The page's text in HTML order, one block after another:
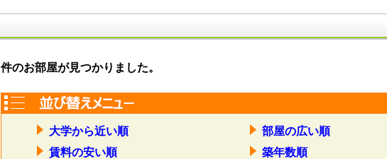
件のお部屋が見つかりました。
大学から近い順
賃料の安い順
部屋の広い順
築年数順